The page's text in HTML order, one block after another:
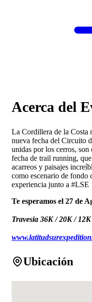
Acerca del
La Cordillera de la Costa
nueva fecha del Circuito
unidas por los cerros, son
fecha de trail running,
acarreos y paisajes
como escenario de fondo
experiencia junto a #LSE
Te esperamos el 27 de
Travesia 36K /20K / 12K
Ubicación